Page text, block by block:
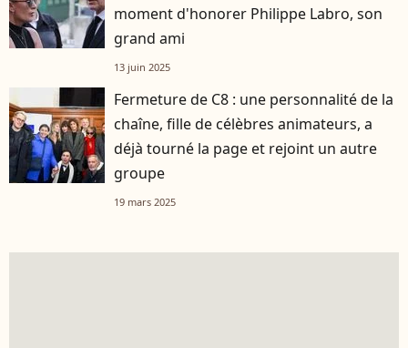
moment d'honorer Philippe Labro, son
grand ami
13 juin 2025
Fermeture de C8 : une personnalité de la
chaîne, fille de célèbres animateurs, a
déjà tourné la page et rejoint un autre
groupe
19 mars 2025